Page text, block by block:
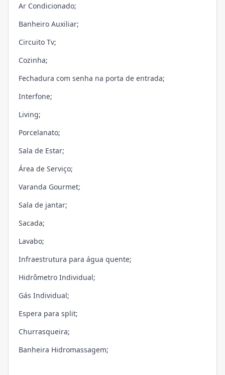
Ar Condicionado;
Banheiro Auxiliar;
Circuito Tv;
Cozinha;
Fechadura com senha na porta de entrada;
Interfone;
Living;
Porcelanato;
Sala de Estar;
Área de Serviço;
Varanda Gourmet;
Sala de jantar;
Sacada;
Lavabo;
Infraestrutura para água quente;
Hidrômetro Individual;
Gás Individual;
Espera para split;
Churrasqueira;
Banheira Hidromassagem;